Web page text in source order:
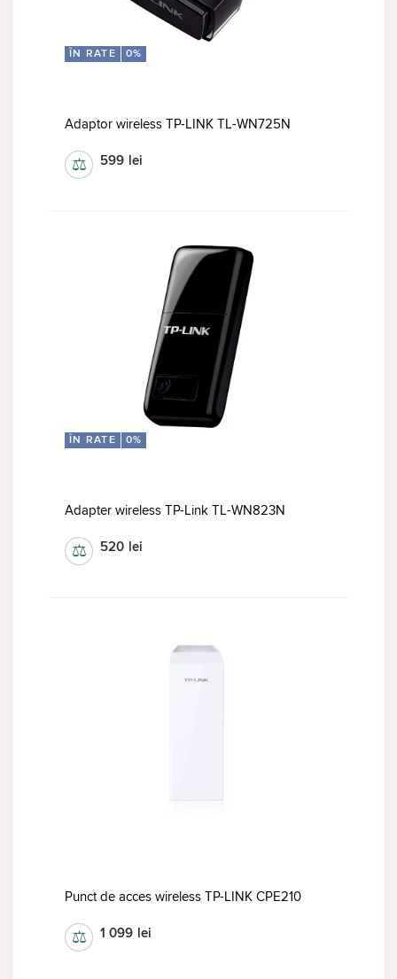
ÎN RATE 0%
Adaptor wireless TP-LINK TL-WN725N
599 lei
⚖
ÎN RATE 0%
Adapter wireless TP-Link TL-WN823N
520 lei
⚖
Punct de acces wireless TP-LINK CPE210
1 099 lei
⚖